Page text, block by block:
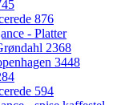
876
- Platter
2368
3448
594